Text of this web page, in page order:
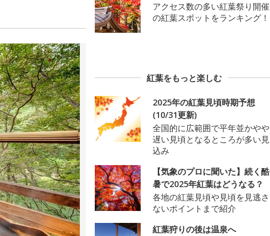
アクセス数の多い紅葉祭り開催
の紅葉スポットをランキング！
紅葉をもっと楽しむ
2025年の紅葉見頃時期予想
(10/31更新)
全国的に広範囲で平年並かやや
遅い見頃となるところが多い見
込み
【気象のプロに聞いた】続く酷
暑で2025年紅葉はどうなる？
各地の紅葉見頃や見頃を見逃さ
ないポイントまで紹介
紅葉狩りの後は温泉へ